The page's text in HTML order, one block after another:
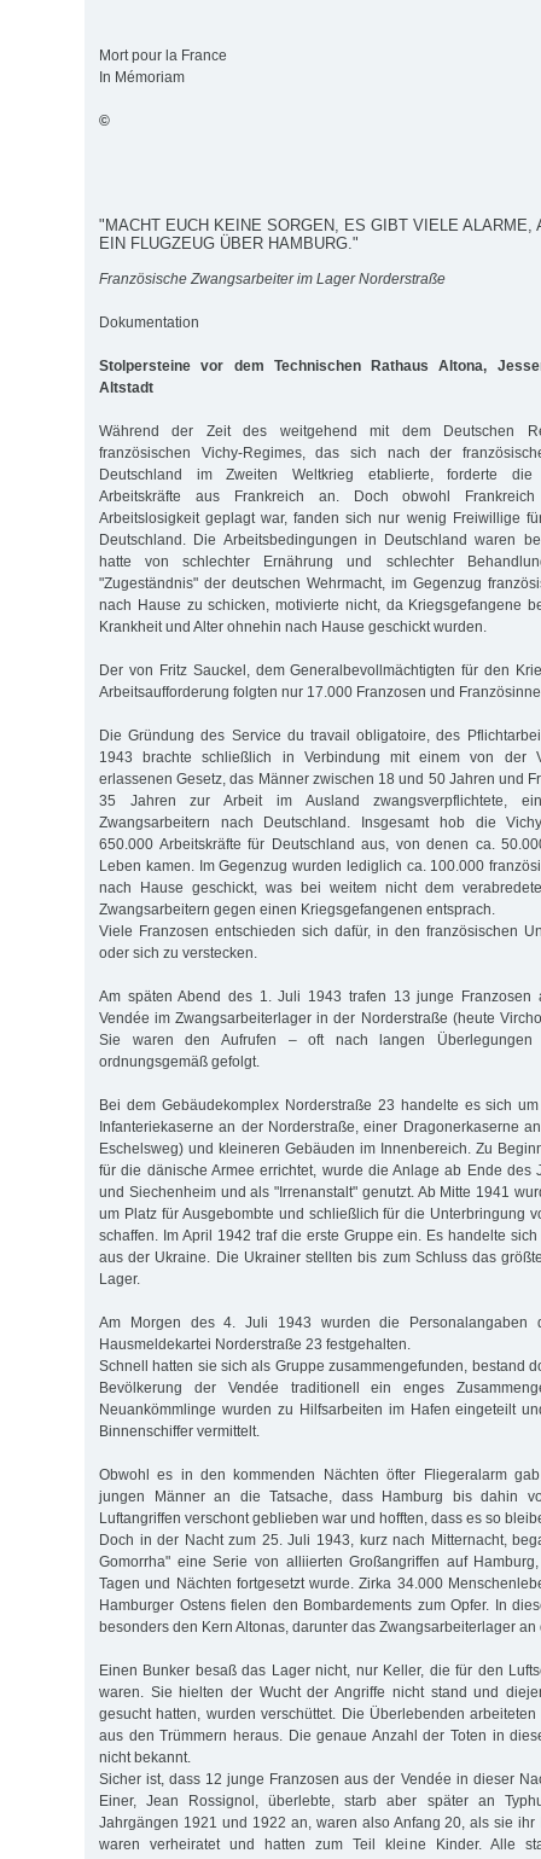
Mort pour la France
In Mémoriam
©
"MACHT EUCH KEINE SORGEN, ES GIBT VIELE ALARME,
EIN FLUGZEUG ÜBER HAMBURG."
Französische Zwangsarbeiter im Lager Norderstraße
Dokumentation
Stolpersteine vor dem Technischen Rathaus Altona,
Altstadt
Während der Zeit des weitgehend mit dem Deutschen
französischen Vichy-Regimes, das sich nach der
Deutschland im Zweiten Weltkrieg etablierte, forderte die
Arbeitskräfte aus Frankreich an. Doch obwohl
Arbeitslosigkeit geplagt war, fanden sich nur wenig Freiwillige
Deutschland. Die Arbeitsbedingungen in Deutschland waren
hatte von schlechter Ernährung und schlechter
"Zugeständnis" der deutschen Wehrmacht, im Gegenzug
nach Hause zu schicken, motivierte nicht, da Kriegsgefangene
Krankheit und Alter ohnehin nach Hause geschickt wurden.
Der von Fritz Sauckel, dem Generalbevollmächtigten für den
Arbeitsaufforderung folgten nur 17.000 Franzosen und
Die Gründung des Service du travail obligatoire, des
1943 brachte schließlich in Verbindung mit einem von der
erlassenen Gesetz, das Männer zwischen 18 und 50 Jahren und
35 Jahren zur Arbeit im Ausland zwangsverpflichtete,
Zwangsarbeitern nach Deutschland. Insgesamt hob die
650.000 Arbeitskräfte für Deutschland aus, von denen ca.
Leben kamen. Im Gegenzug wurden lediglich ca. 100.000
nach Hause geschickt, was bei weitem nicht dem
Zwangsarbeitern gegen einen Kriegsgefangenen entsprach.
Viele Franzosen entschieden sich dafür, in den französischen
oder sich zu verstecken.
Am späten Abend des 1. Juli 1943 trafen 13 junge Franzosen
Vendée im Zwangsarbeiterlager in der Norderstraße (heute
Sie waren den Aufrufen – oft nach langen Überlegungen
ordnungsgemäß gefolgt.
Bei dem Gebäudekomplex Norderstraße 23 handelte es sich
Infanteriekaserne an der Norderstraße, einer Dragonerkaserne
Eschelsweg) und kleineren Gebäuden im Innenbereich. Zu
für die dänische Armee errichtet, wurde die Anlage ab Ende des
und Siechenheim und als "Irrenanstalt" genutzt. Ab Mitte 1941
um Platz für Ausgebombte und schließlich für die Unterbringung
schaffen. Im April 1942 traf die erste Gruppe ein. Es handelte
aus der Ukraine. Die Ukrainer stellten bis zum Schluss das
Lager.
Am Morgen des 4. Juli 1943 wurden die Personalangaben
Hausmeldekartei Norderstraße 23 festgehalten.
Schnell hatten sie sich als Gruppe zusammengefunden, bestand
Bevölkerung der Vendée traditionell ein enges
Neuankömmlinge wurden zu Hilfsarbeiten im Hafen eingeteilt
Binnenschiffer vermittelt.
Obwohl es in den kommenden Nächten öfter Fliegeralarm
jungen Männer an die Tatsache, dass Hamburg bis dahin
Luftangriffen verschont geblieben war und hofften, dass es so
Doch in der Nacht zum 25. Juli 1943, kurz nach Mitternacht,
Gomorrha" eine Serie von alliierten Großangriffen auf
Tagen und Nächten fortgesetzt wurde. Zirka 34.000
Hamburger Ostens fielen den Bombardements zum Opfer. In
besonders den Kern Altonas, darunter das Zwangsarbeiterlager
Einen Bunker besaß das Lager nicht, nur Keller, die für den
waren. Sie hielten der Wucht der Angriffe nicht stand und
gesucht hatten, wurden verschüttet. Die Überlebenden
aus den Trümmern heraus. Die genaue Anzahl der Toten in
nicht bekannt.
Sicher ist, dass 12 junge Franzosen aus der Vendée in dieser
Einer, Jean Rossignol, überlebte, starb aber später an
Jahrgängen 1921 und 1922 an, waren also Anfang 20, als sie ihr
waren verheiratet und hatten zum Teil kleine Kinder. Alle